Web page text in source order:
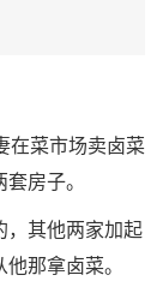
菜市场卖卤菜
房子。
其他两家加起
那拿卤菜。